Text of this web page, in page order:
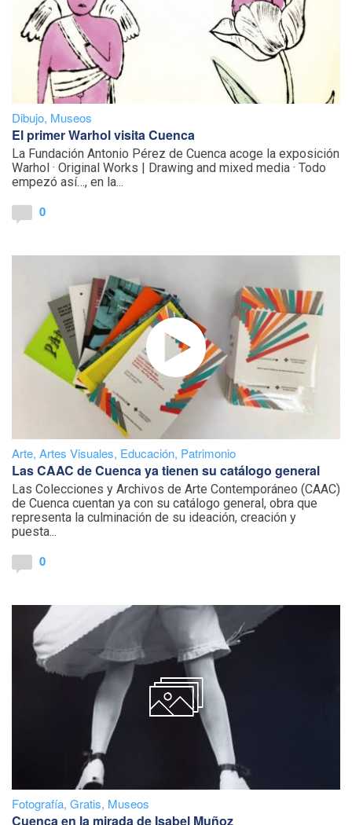
Dibujo, Museos
El primer Warhol visita Cuenca
La Fundación Antonio Pérez de Cuenca acoge la exposición
Warhol · Original Works | Drawing and mixed media · Todo
empezó así…, en la...
0
Arte, Artes Visuales, Educación, Patrimonio
Las CAAC de Cuenca ya tienen su catálogo general
Las Colecciones y Archivos de Arte Contemporáneo (CAAC)
de Cuenca cuentan ya con su catálogo general, obra que
representa la culminación de su ideación, creación y
puesta...
0
Fotografía, Gratis, Museos
Cuenca en la mirada de Isabel Muñoz